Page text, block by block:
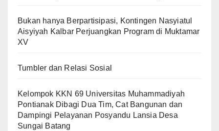
Bukan hanya Berpartisipasi, Kontingen Nasyiatul
Aisyiyah Kalbar Perjuangkan Program di Muktamar
XV
Tumbler dan Relasi Sosial
Kelompok KKN 69 Universitas Muhammadiyah
Pontianak Dibagi Dua Tim, Cat Bangunan dan
Dampingi Pelayanan Posyandu Lansia Desa
Sungai Batang